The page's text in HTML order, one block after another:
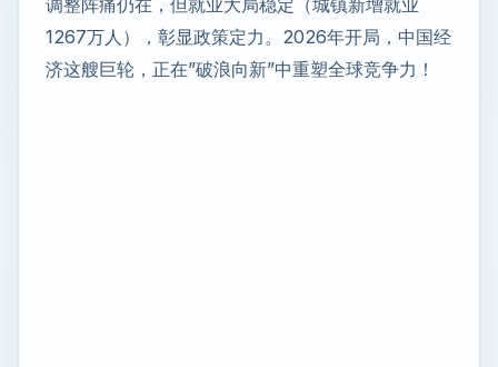
1267万人），彰显政策定力。2026年开局，中国经
济这艘巨轮，正在”破浪向新”中重塑全球竞争力！